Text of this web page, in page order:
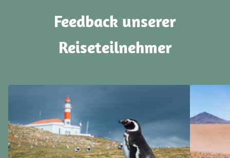
Feedback unserer
Reiseteilnehmer